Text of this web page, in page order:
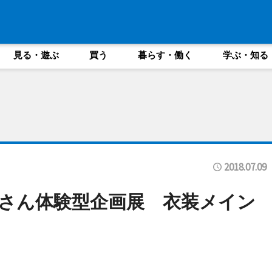
見る・遊ぶ 買う 暮らす・働く 学ぶ・知る
2018.07.09
ん体験型企画展 衣装メイン